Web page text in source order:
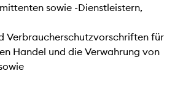
sowie -Dienstleistern,
Verbraucherschutzvorschriften für
Handel und die Verwahrung von